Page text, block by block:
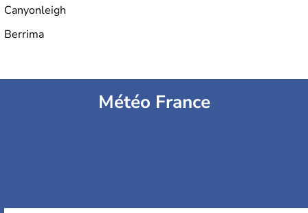
Canyonleigh
Berrima
Météo France